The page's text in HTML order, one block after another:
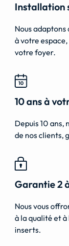
Installation
Nous adaptons
à votre
votre foyer.
10 ans à
Depuis 10 ans,
de nos clients,
Garantie 2
Nous vous
à la qualité et
inserts.